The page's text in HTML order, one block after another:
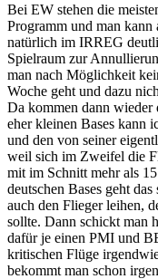
Bei EW stehen die
Programm und man
natürlich im IRREG
Spielraum zur
man nach Möglichkeit
Woche geht und dazu
Da kommen dann wieder
eher kleinen Bases kann
und den von seiner
weil sich im Zweifel die
mit im Schnitt mehr als
deutschen Bases geht
auch den Flieger leihen,
sollte. Dann schickt man
dafür je einen PMI und
kritischen Flüge
bekommt man schon